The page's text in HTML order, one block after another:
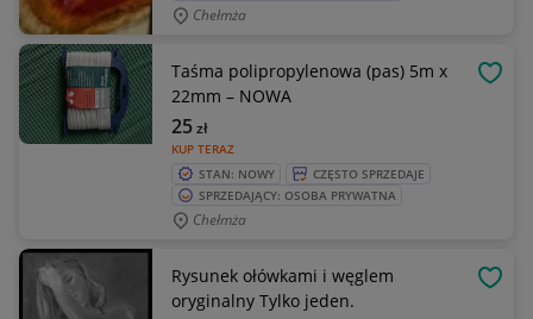
Chełmża
Taśma polipropylenowa (pas) 5m x
22mm – NOWA
KUP TERAZ
25zł
STAN: NOWY
CZĘSTO SPRZEDAJE
SPRZEDAJĄCY: OSOBA PRYWATNA
Chełmża
Rysunek ołówkami i węglem
oryginalny Tylko jeden.